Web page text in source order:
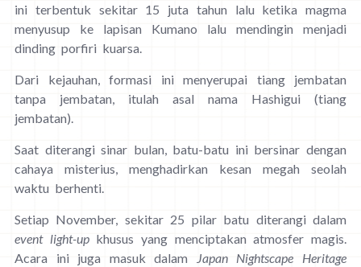
ini terbentuk sekitar 15 juta tahun lalu ketika magma
menyusup ke lapisan Kumano lalu mendingin menjadi
dinding porfiri kuarsa.
Dari kejauhan, formasi ini menyerupai tiang jembatan
tanpa jembatan, itulah asal nama Hashigui (tiang
jembatan).
Saat diterangi sinar bulan, batu-batu ini bersinar dengan
cahaya misterius, menghadirkan kesan megah seolah
waktu berhenti.
Setiap November, sekitar 25 pilar batu diterangi dalam
event light-up khusus yang menciptakan atmosfer magis.
Acara ini juga masuk dalam
Japan Nightscape Heritage